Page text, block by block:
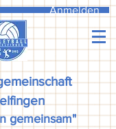
Anmelden
gemeinsam"